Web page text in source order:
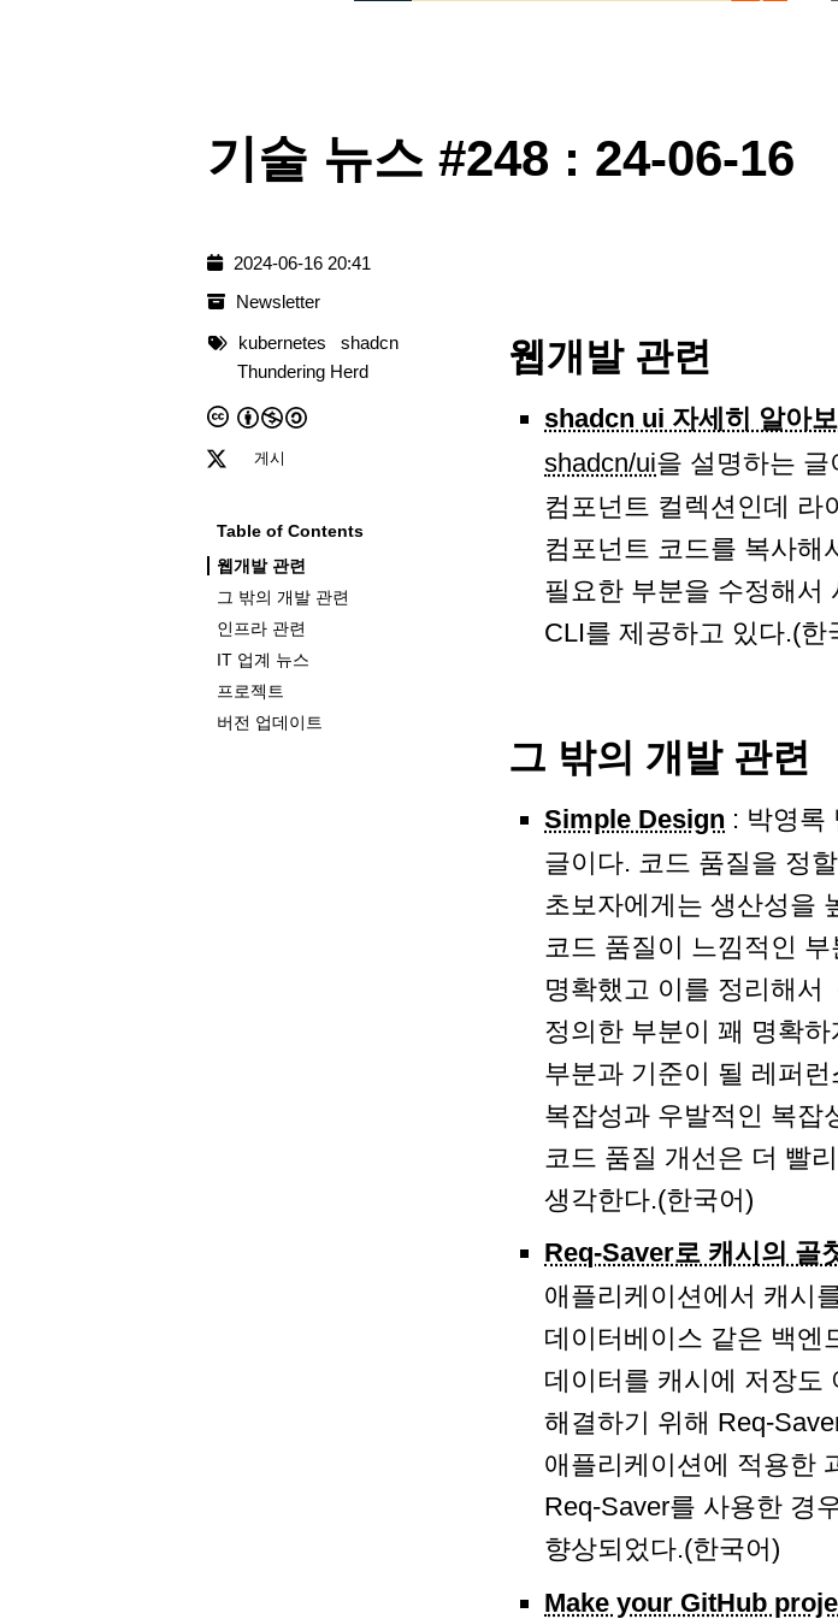
기술 뉴스 #248 : 24-06-16
웹개발 관련
shadcn ui 자세히 알아보
shadcn/ui을 설명하는
컴포넌트 컬렉션인데 라
컴포넌트 코드를 복사해
필요한 부분을 수정해서
CLI를 제공하고 있다.(한
그 밖의 개발 관련
Simple Design : 박영록
글이다. 코드 품질을 정
초보자에게는 생산성을
코드 품질이 느낌적인
명확했고 이를 정리해서
정의한 부분이 꽤 명확
부분과 기준이 될 레퍼
복잡성과 우발적인 복잡
코드 품질 개선은 더 빨
생각한다.(한국어)
Req-Saver로 캐시의 골
애플리케이션에서 캐시
데이터베이스 같은 백엔
데이터를 캐시에 저장도
해결하기 위해 Req-
애플리케이션에 적용한
Req-Saver를 사용한 경
향상되었다.(한국어)
Make your GitHub
2024-06-16 20:41
Newsletter
kubernetes
shadcn
Thundering Herd
게시
Table of Contents
웹개발 관련
그 밖의 개발 관련
인프라 관련
IT 업계 뉴스
프로젝트
버전 업데이트